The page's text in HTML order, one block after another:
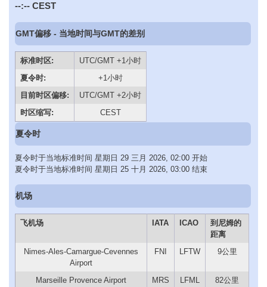
--:-- CEST
GMT偏移 - 当地时间与GMT的差别
标准时区:
UTC/GMT +1小时
夏令时:
+1小时
目前时区偏移:
UTC/GMT +2小时
时区缩写:
CEST
夏令时
夏令时于当地标准时间 星期日 29 三月 2026, 02:00 开始
夏令时于当地标准时间 星期日 25 十月 2026, 03:00 结束
机场
飞机场 IATA ICAO
到尼姆的
距离
Nimes-Ales-Camargue-Cevennes
Airport
FNI LFTW 9公里
Marseille Provence Airport MRS LFML
82公里